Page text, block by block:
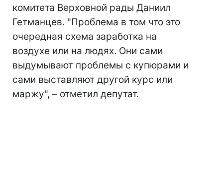
комитета Верховной рады Даниил
Гетманцев. "Проблема в том что это
очередная схема заработка на
воздухе или на людях. Они сами
выдумывают проблемы с купюрами и
сами выставляют другой курс или
маржу", – отметил депутат.